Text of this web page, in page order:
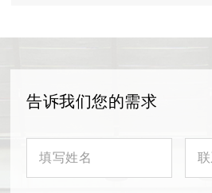
告诉我们您的需求